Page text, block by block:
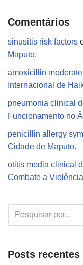
Comentários
sinusitis risk factors
Maputo.
amoxicillin
Internacional de
pneumonia clinical
Funcionamento no
penicillin allergy
Cidade de Maputo.
otitis media clinical
Combate a
Posts recentes